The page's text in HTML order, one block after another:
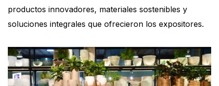
productos innovadores, materiales sostenibles y
soluciones integrales que ofrecieron los expositores.